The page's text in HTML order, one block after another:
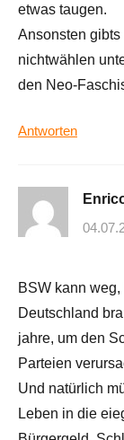
etwas taugen.
Ansonsten
nichtwählen
den Neo-
Antworten
BSW kann
Deutschland
jahre, um den
Parteien
Und natürlich
Leben in die